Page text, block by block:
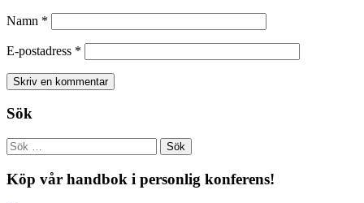
Namn *
E-postadress *
Sök
Köp vår handbok i personlig konferens!